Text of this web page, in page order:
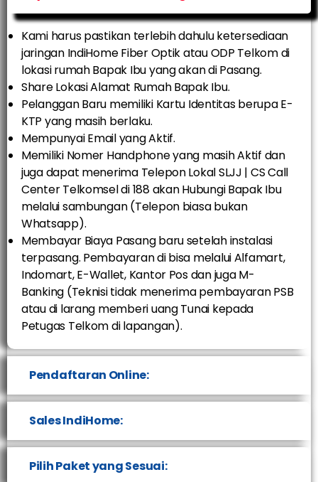
Kami harus pastikan terlebih dahulu ketersediaan
jaringan IndiHome Fiber Optik atau ODP Telkom di
lokasi rumah Bapak Ibu yang akan di Pasang.
Share Lokasi Alamat Rumah Bapak Ibu.
Pelanggan Baru memiliki Kartu Identitas berupa E-
KTP yang masih berlaku.
Mempunyai Email yang Aktif.
Memiliki Nomer Handphone yang masih Aktif dan
juga dapat menerima Telepon Lokal SLJJ | CS Call
Center Telkomsel di 188 akan Hubungi Bapak Ibu
melalui sambungan (Telepon biasa bukan
Whatsapp).
Membayar Biaya Pasang baru setelah instalasi
terpasang. Pembayaran di bisa melalui Alfamart,
Indomart, E-Wallet, Kantor Pos dan juga M-
Banking (Teknisi tidak menerima pembayaran PSB
atau di larang memberi uang Tunai kepada
Petugas Telkom di lapangan).
Pendaftaran Online:
Sales IndiHome:
Pilih Paket yang Sesuai: